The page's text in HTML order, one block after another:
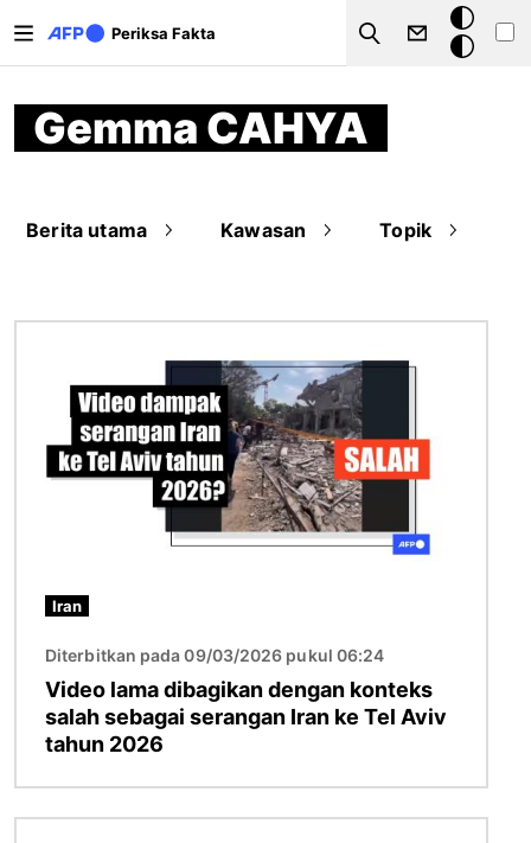
Periksa Fakta
Search
Mode
gelap
Gemma CAHYA
Berita utama Kawasan Topik
Iran
Diterbitkan pada 09/03/2026 pukul 06:24
Video lama dibagikan dengan konteks
salah sebagai serangan Iran ke Tel Aviv
tahun 2026